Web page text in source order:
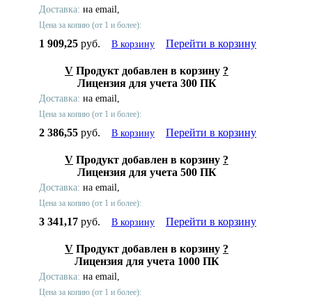
Доставка: на email,
Цена за копию (от 1 и более):
1 909,25 руб. В корзину Перейти в корзину
V Продукт добавлен в корзину ?
Лицензия для учета 300 ПК
Доставка: на email,
Цена за копию (от 1 и более):
2 386,55 руб. В корзину Перейти в корзину
V Продукт добавлен в корзину ?
Лицензия для учета 500 ПК
Доставка: на email,
Цена за копию (от 1 и более):
3 341,17 руб. В корзину Перейти в корзину
V Продукт добавлен в корзину ?
Лицензия для учета 1000 ПК
Доставка: на email,
Цена за копию (от 1 и более):